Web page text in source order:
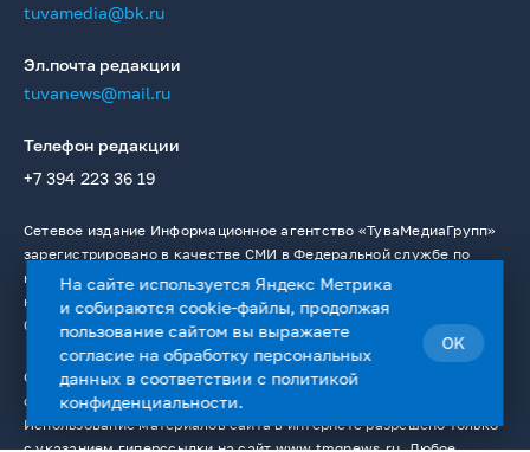
tuvamedia@bk.ru
Эл.почта редакции
tuvanews@mail.ru
Телефон редакции
+7 394 223 36 19
Сетевое издание Информационное агентство «ТуваМедиаГрупп»
зарегистрировано в качестве СМИ в Федеральной службе по
надзору в сфере связи, информационных технологий и массовых
коммуникаций. Регистрационный номер: Эл № ФС77 — 76336 от
02.08.2019.
Сайт содержит материалы, охраняемые авторским правом, и
средства индивидуализации (логотипы, фирменные знаки).
Использование материалов сайта в интернете разрешено только
с указанием гиперссылки на сайт www.tmgnews.ru. Любое
На сайте используется Яндекс Метрика
и собираются cookie-файлы, продолжая
пользование сайтом вы выражаете
согласие наобработку персональных
данных в соответствии с политикой
конфиденциальности.
OK